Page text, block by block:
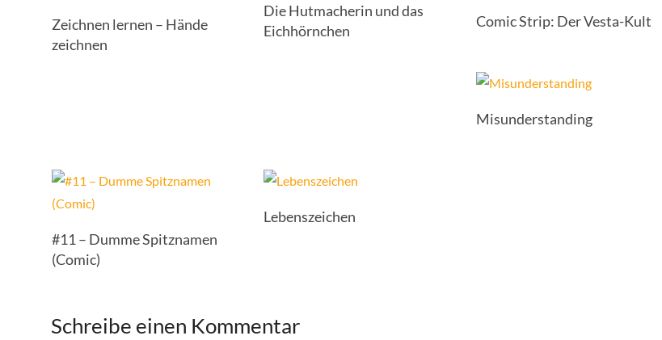
Zeichnen lernen – Hände
zeichnen
Die Hutmacherin und das
Eichhörnchen
Comic Strip: Der Vesta-Kult
Misunderstanding
#11 – Dumme Spitznamen
(Comic)
Lebenszeichen
Schreibe einen Kommentar